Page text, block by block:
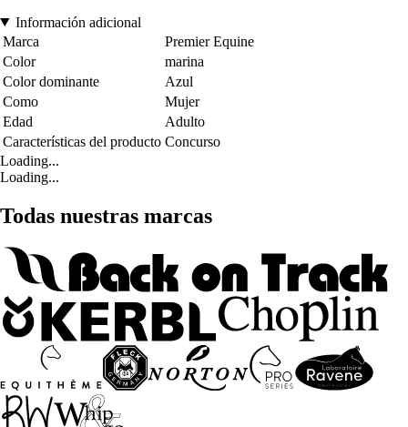
Información adicional
Marca
Premier Equine
Color
marina
Color dominante
Azul
Como
Mujer
Edad
Adulto
Características del producto Concurso
Loading...
Loading...
Todas nuestras marcas